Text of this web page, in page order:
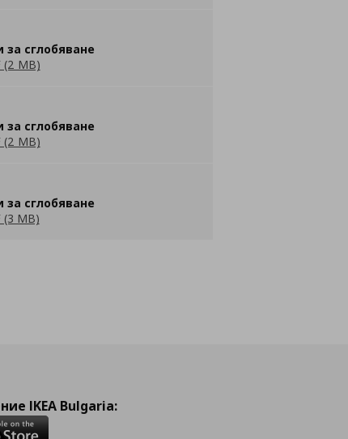
за сглобяване
(2 MB)
за сглобяване
(2 MB)
за сглобяване
(3 MB)
IKEA Bulgaria: